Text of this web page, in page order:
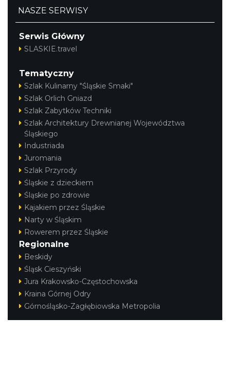
NASZE SERWISY
Serwis Główny
SLASKIE.travel
Tematyczny
Szlak Kulinarny "Śląskie Smaki"
Szlak Orlich Gniazd
Szlak Zabytków Techniki
Szlak Architektury Drewnianej Województwa
Śląskiego
Industriada
Juromania
Szlak Przyrody
Śląskie z dzieckiem
Śląskie po zdrowie
Kajakiem przez Śląskie
Narty w Śląskim
Rowerem przez Śląskie
Regionalne
Beskidy
Śląsk Cieszyński
Jura Krakowsko-Częstochowska
Kraina Górnej Odry
Górnośląsko-Zagłębiowska Metropolia